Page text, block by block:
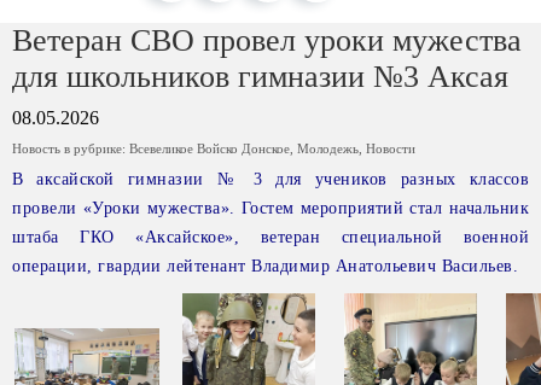
Ветеран СВО провел уроки мужества
для школьников гимназии №3 Аксая
08.05.2026
Новость в рубрике: Всевеликое Войско Донское Молодежь Новости
В аксайской гимназии № 3 для учеников разных классов
провели «Уроки мужества». Гостем мероприятий стал начальник
штаба ГКО «Аксайское», ветеран специальной военной
операции, гвардии лейтенант Владимир Анатольевич Васильев.